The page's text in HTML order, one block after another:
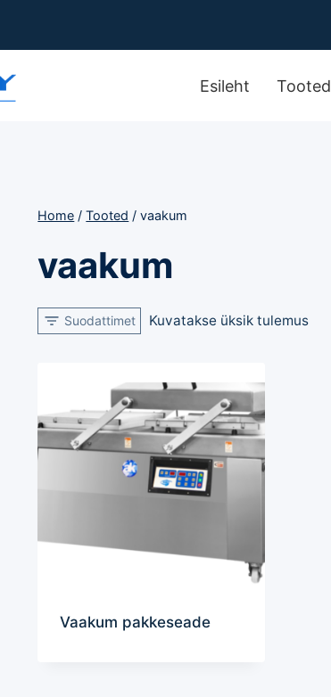
Esileht Tooted
Home / Tooted / vaakum
vaakum
Suodattimet Kuvatakse üksik tulemus
Vaakum pakkeseade